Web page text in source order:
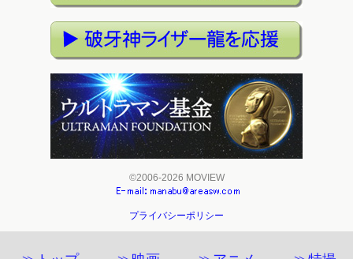
©2006-2026 MOVIEW
プライバシーポリシー